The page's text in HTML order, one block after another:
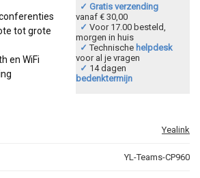
tot grote
en WiFi
✓ Gratis verzending
vanaf € 30,00
✓ Voor 17.00 besteld,
morgen in huis
✓ Technische helpdesk
voor al je vragen
✓ 14 dagen
bedenktermijn
Yealink
YL-Teams-CP960